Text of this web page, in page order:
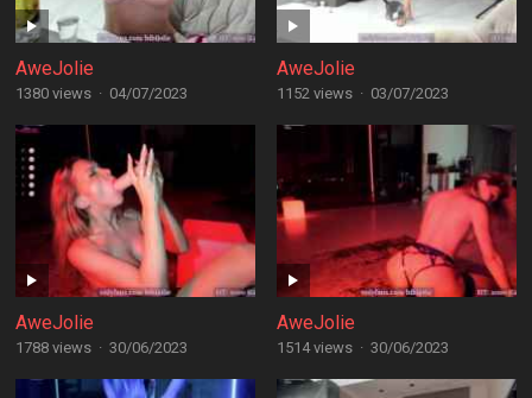
AweJolie
1380 views · 04/07/2023
AweJolie
1152 views · 03/07/2023
AweJolie
1788 views · 30/06/2023
AweJolie
1514 views · 30/06/2023